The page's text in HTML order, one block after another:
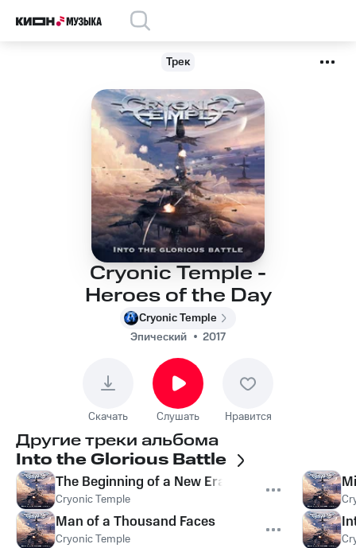
Трек
Cryonic Temple -
Heroes of the Day
Cryonic Temple
Эпический
2017
Скачать Слушать Нравится
Другие треки альбома
Into the Glorious Battle
The Beginning of a New Era
Cryonic Temple
Man of a Thousand Faces
Cryonic Temple